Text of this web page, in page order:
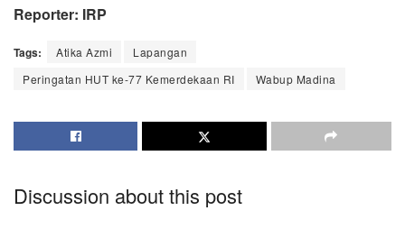
Reporter: IRP
Tags: Atika Azmi
Lapangan
Peringatan HUT ke-77 Kemerdekaan RI
Wabup Madina
Discussion about this post